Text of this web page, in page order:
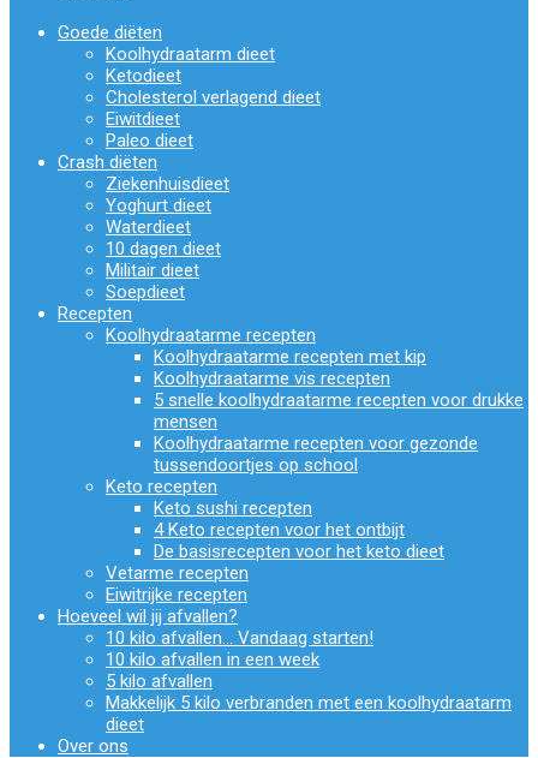
Goede diëten
Koolhydraatarm dieet
Ketodieet
Cholesterol verlagend dieet
Eiwitdieet
Paleo dieet
Crash diëten
Ziekenhuisdieet
Yoghurt dieet
Waterdieet
10 dagen dieet
Militair dieet
Soepdieet
Recepten
Koolhydraatarme recepten
Koolhydraatarme recepten met kip
Koolhydraatarme vis recepten
5 snelle koolhydraatarme recepten voor drukke
mensen
Koolhydraatarme recepten voor gezonde
tussendoortjes op school
Keto recepten
Keto sushi recepten
4 Keto recepten voor het ontbijt
De basisrecepten voor het keto dieet
Vetarme recepten
Eiwitrijke recepten
Hoeveel wil jij afvallen?
10 kilo afvallen… Vandaag starten!
10 kilo afvallen in een week
5 kilo afvallen
Makkelijk 5 kilo verbranden met een koolhydraatarm
dieet
Over ons